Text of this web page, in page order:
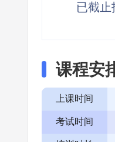
已截止
课程安
上课时间
考试时间